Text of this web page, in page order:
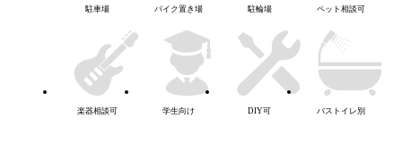
駐車場 バイク置き場 駐輪場 ペット相談可
楽器相談可 学生向け DIY可 バストイレ別